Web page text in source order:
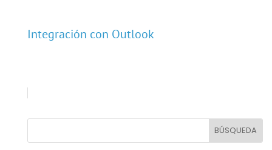
Integración con Outlook